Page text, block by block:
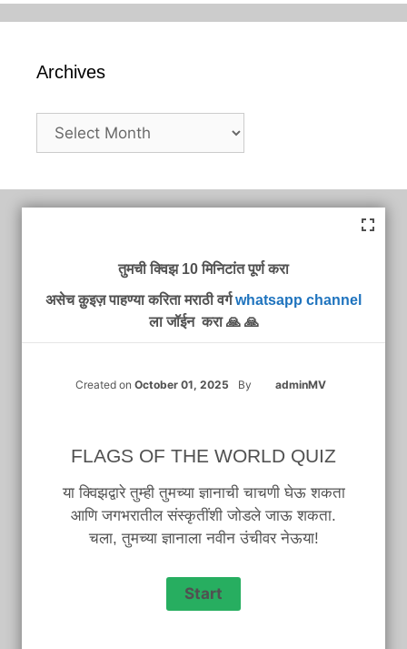
Archives
Archives
तुमची क्विझ 10 मिनिटांत पूर्ण करा
असेच क़ुइज़ पाहण्या करिता मराठी वर्गwhatsapp channel
ला जॉईन करा 🙏 🙏
Created on October 01, 2025 By adminMV
FLAGS OF THE WORLD QUIZ
या क्विझद्वारे तुम्ही तुमच्या ज्ञानाची चाचणी घेऊ शकता
आणि जगभरातील संस्कृतींशी जोडले जाऊ शकता.
चला, तुमच्या ज्ञानाला नवीन उंचीवर नेऊया!